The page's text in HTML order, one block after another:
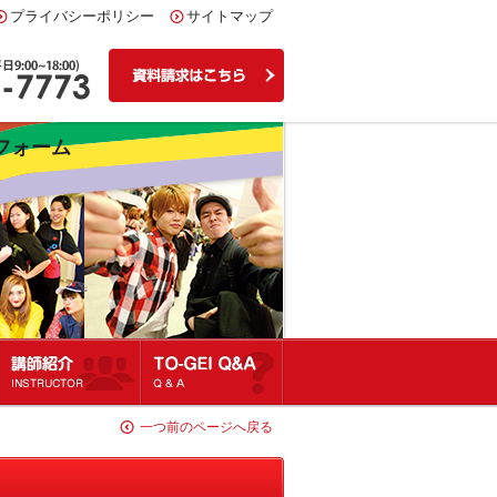
プライバシーポリシー サイトマップ
ォーム
一つ前のページへ戻る